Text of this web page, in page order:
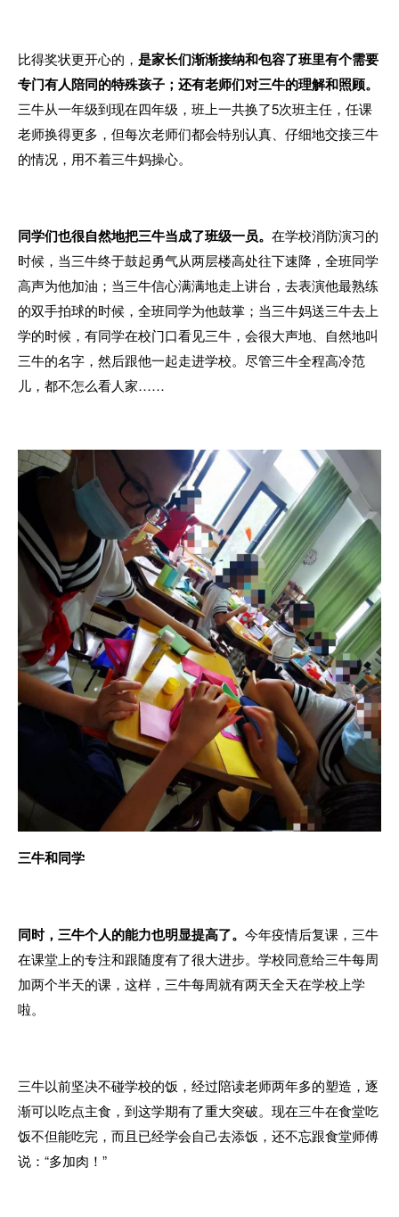
比得奖状更开心的， 是家长们渐渐接纳和包容了班里有个需要
专门有人陪同的特殊孩子；还有老师们对三牛的理解和照顾。
三牛从一年级到现在四年级，班上一共换了5次班主任，任课
老师换得更多，但每次老师们都会特别认真、仔细地交接三牛
的情况，用不着三牛妈操心。
同学们也很自然地把三牛当成了班级一员。 在学校消防演习的
时候，当三牛终于鼓起勇气从两层楼高处往下速降，全班同学
高声为他加油；当三牛信心满满地走上讲台，去表演他最熟练
的双手拍球的时候，全班同学为他鼓掌；当三牛妈送三牛去上
学的时候，有同学在校门口看见三牛，会很大声地、自然地叫
三牛的名字，然后跟他一起走进学校。尽管三牛全程高冷范
儿，都不怎么看人家……
三牛和同学
同时，三牛个人的能力也明显提高了。 今年疫情后复课，三牛
在课堂上的专注和跟随度有了很大进步。学校同意给三牛每周
加两个半天的课，这样，三牛每周就有两天全天在学校上学
啦。
三牛以前坚决不碰学校的饭，经过陪读老师两年多的塑造，逐
渐可以吃点主食，到这学期有了重大突破。现在三牛在食堂吃
饭不但能吃完，而且已经学会自己去添饭，还不忘跟食堂师傅
说：“多加肉！”